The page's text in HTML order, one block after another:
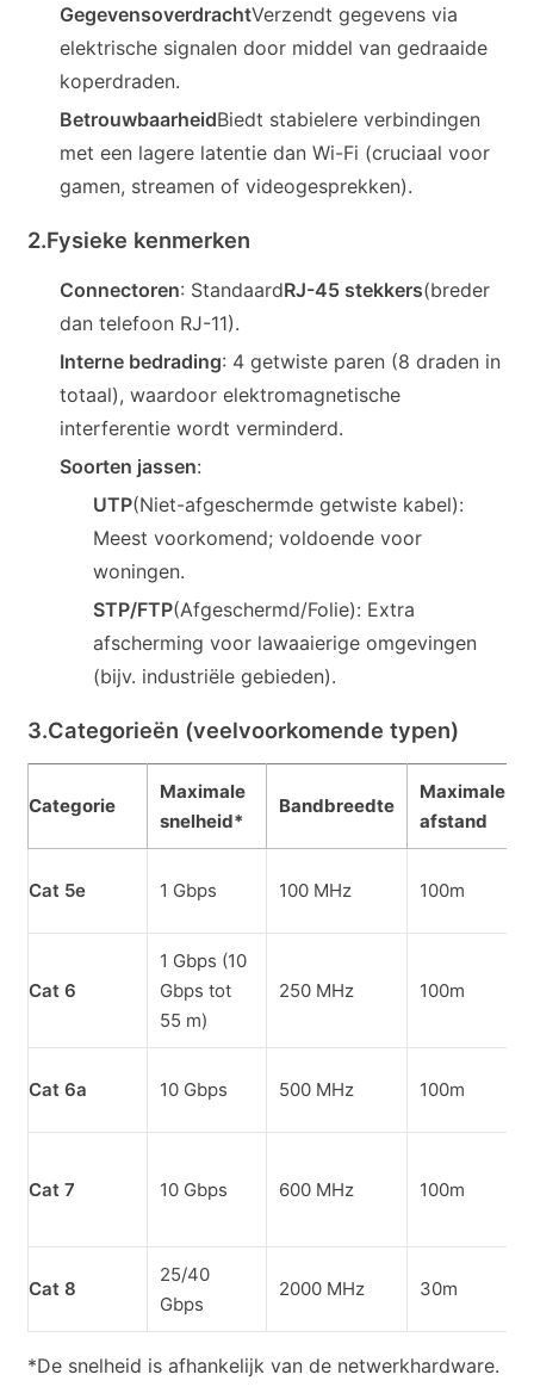
GegevensoverdrachtVerzendt gegevens via
elektrische signalen door middel van gedraaide
koperdraden.
BetrouwbaarheidBiedt stabielere verbindingen
met een lagere latentie dan Wi-Fi (cruciaal voor
gamen, streamen of videogesprekken).
2.Fysieke kenmerken
Connectoren: StandaardRJ-45 stekkers(breder
dan telefoon RJ-11).
Interne bedrading: 4 getwiste paren (8 draden in
totaal), waardoor elektromagnetische
interferentie wordt verminderd.
Soorten jassen:
UTP(Niet-afgeschermde getwiste kabel):
Meest voorkomend; voldoende voor
woningen.
STP/FTP(Afgeschermd/Folie): Extra
afscherming voor lawaaierige omgevingen
(bijv. industriële gebieden).
3.Categorieën (veelvoorkomende typen)
Categorie
Maximale
snelheid*
Bandbreedte
Maximale
afstand
Cat 5e 1 Gbps 100 MHz 100m
Cat 6
1 Gbps (10
Gbps tot
55 m)
250 MHz 100m
Cat 6a 10 Gbps 500 MHz 100m
Cat 7 10 Gbps 600 MHz 100m
Cat 8
25/40
Gbps
2000 MHz 30m
*De snelheid is afhankelijk van de netwerkhardware.